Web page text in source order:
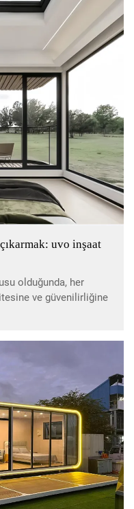
uvo inşaat
olduğunda, her
ve güvenilirliğine
bir şekilde odaklanan